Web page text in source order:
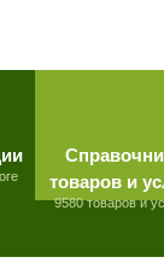
товаров и
9580 товаров и